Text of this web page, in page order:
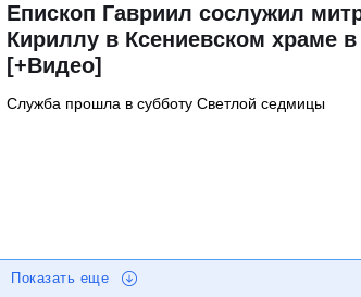
Епископ Гавриил сослужил
Кириллу в Ксениевском храме
[+Видео]
Служба прошла в субботу Светлой седмицы
Показать еще